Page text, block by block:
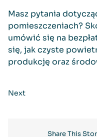
Masz pytania
pomieszczeniach?
umówić się na
się, jak czyste
produkcję oraz
Next
Share This